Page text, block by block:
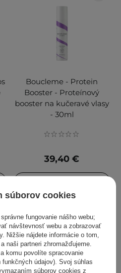
Boucleme - Protein
Booster - Proteínový
booster na kučeravé vlasy
- 30ml
39,40 €
súborov cookies
fungovanie nášho webu;
návštevnosť webu a zobrazovať
Nižšie nájdete informácie o tom,
naši partneri zhromažďujeme.
komu povolíte spracovanie
údajov). Svoj súhlas
súborov cookies z